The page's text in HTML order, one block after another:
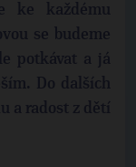
ke každému
se budeme
potkávat a já
Do dalších
a radost z dětí